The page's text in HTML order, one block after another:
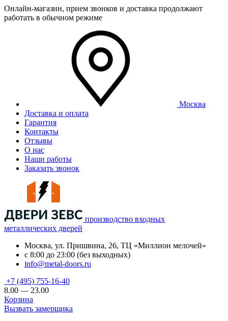
Онлайн-магазин, прием звонков и доставка продолжают
работать в обычном режиме
Москва
Доставка и оплата
Гарантия
Контакты
Отзывы
О нас
Наши работы
Заказать звонок
производство входных
металлических дверей
Москва, ул. Пришвина, 26, ТЦ «Миллион мелочей»
с 8:00 до 23:00 (без выходных)
info@metal-doors.ru
+7 (495) 755-16-40
8.00 — 23.00
Корзина
Вызвать замерщика